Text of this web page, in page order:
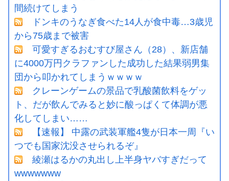
間続けてしまう
ドンキのうなぎ食べた14人が食中毒…3歳児
から75歳まで被害
可愛すぎるおむすび屋さん（28）、新店舗
に4000万円クラファンした成功した結果弱男集
団から叩かれてしまうｗｗｗｗ
クレーンゲームの景品で乳酸菌飲料をゲッ
ト、だが飲んでみると妙に酸っぱくて体調が悪
化してしまい……
【速報】 中露の武装軍艦4隻が日本一周『い
つでも国家沈没させられるぞ』
綾瀬はるかの丸出し上半身ヤバすぎだって
wwwwwww